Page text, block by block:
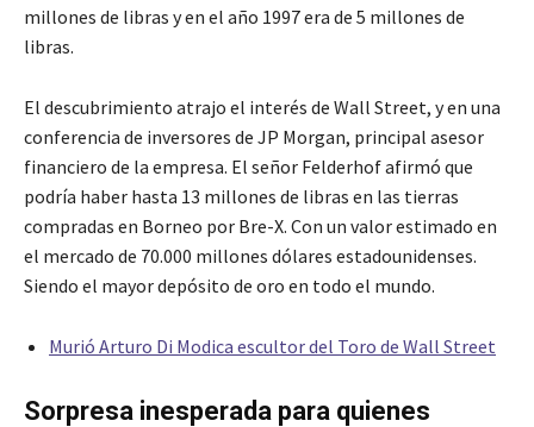
millones de libras y en el año 1997 era de 5 millones de
libras.
El descubrimiento atrajo el interés de Wall Street, y en una
conferencia de inversores de JP Morgan, principal asesor
financiero de la empresa. El señor Felderhof afirmó que
podría haber hasta 13 millones de libras en las tierras
compradas en Borneo por Bre-X. Con un valor estimado en
el mercado de 70.000 millones dólares estadounidenses.
Siendo el mayor depósito de oro en todo el mundo.
Murió Arturo Di Modica escultor del Toro de Wall Street
Sorpresa inesperada para quienes